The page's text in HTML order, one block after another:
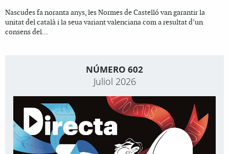
Nascudes fa noranta anys, les Normes de Castelló van garantir la
unitat del català i la seua variant valenciana com a resultat d’un
consens del...
NÚMERO 602
Juliol 2026